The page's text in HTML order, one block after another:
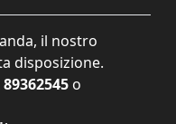
il nostro
disposizione.
89362545 o